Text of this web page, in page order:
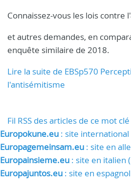
Connaissez-vous les lois contre
et autres demandes, en
enquête similaire de 2018.
Lire la suite de EBSp570
l'antisémitisme
Fil RSS des articles de ce mot clé
Europokune.eu : site international
Europagemeinsam.eu : site en
Europainsieme.eu : site en italien
Europajuntos.eu : site en espagnol